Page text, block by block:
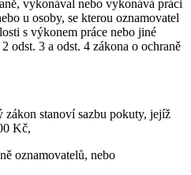
vykonával nebo vykonává práci
u osoby, se kterou oznamovatel
s výkonem práce nebo jiné
odst. 3 a odst. 4 zákona o ochraně
zákon stanoví sazbu pokuty, jejíž
Kč,
oznamovatelů, nebo